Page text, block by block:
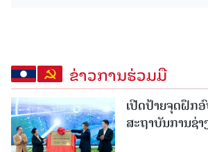
ຂ່າວການຮ່ວມມື
ເປີດປ້າຍຈຸດຝຶກ
ສະຖາບັນການຊ່